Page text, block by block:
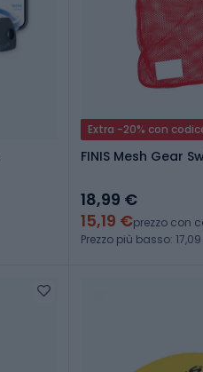
Extra -20% con
FINIS Mesh Gear
18,99 €
15,19 €prezzo con
Prezzo più basso: